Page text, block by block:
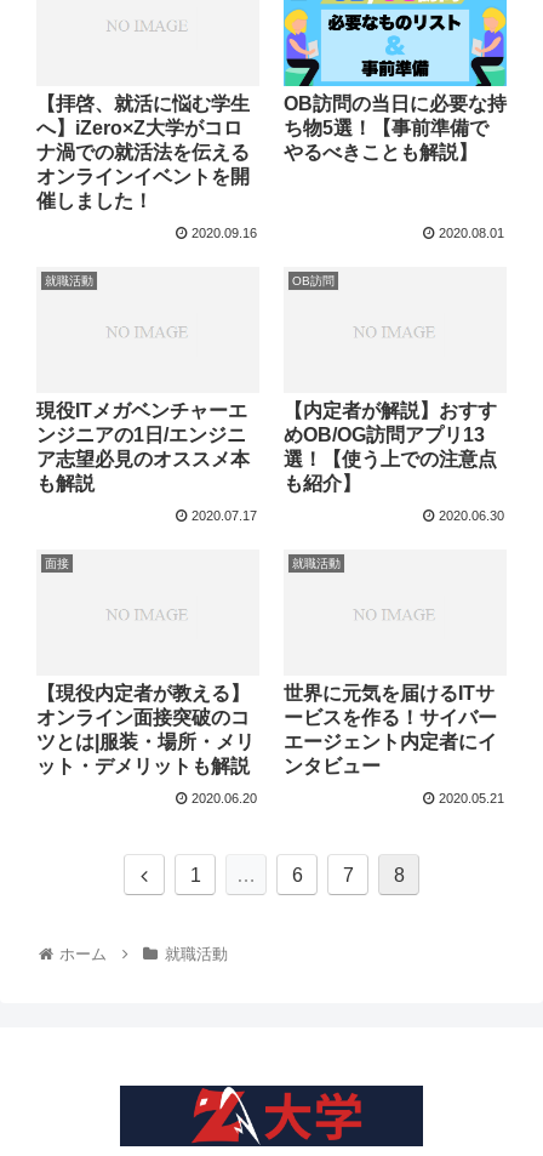
【拝啓、就活に悩む学生
へ】iZero×Z大学がコロ
ナ渦での就活法を伝える
オンラインイベントを開
催しました！
2020.09.16
OB訪問の当日に必要な持
ち物5選！【事前準備で
やるべきことも解説】
2020.08.01
就職活動
現役ITメガベンチャーエ
ンジニアの1日/エンジニ
ア志望必見のオススメ本
も解説
2020.07.17
OB訪問
【内定者が解説】おすす
めOB/OG訪問アプリ13
選！【使う上での注意点
も紹介】
2020.06.30
面接
【現役内定者が教える】
オンライン面接突破のコ
ツとは|服装・場所・メリ
ット・デメリットも解説
2020.06.20
就職活動
世界に元気を届けるITサ
ービスを作る！サイバー
エージェント内定者にイ
ンタビュー
2020.05.21
1 … 6 7 8
ホーム 就職活動